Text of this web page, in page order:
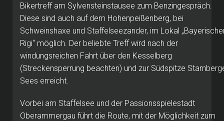
Bikertreff am Sylvensteinstausee zum Benzingespräch.
Diese sind auch auf dem Hohenpeißenberg, bei
Schweinshaxe und Staffelseezander, im Lokal
Rigi“ möglich. Der beliebte Treff wird nach der
windungsreichen Fahrt über den Kesselberg
(Streckensperrung beachten) und zur Südspitze
Sees erreicht.
Vorbei am Staffelsee und der Passionsspielestadt
Oberammergau führt die Route, mit der Möglichkeit zum